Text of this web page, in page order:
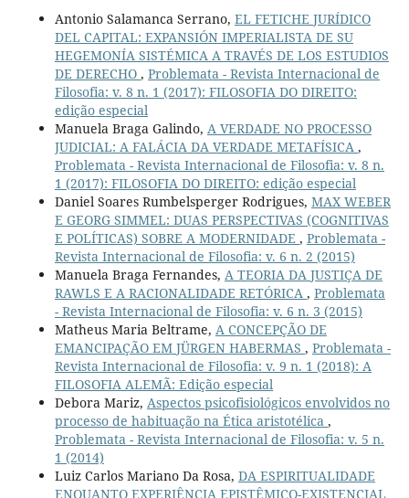
Antonio Salamanca Serrano, EL FETICHE JURÍDICO
DEL CAPITAL: EXPANSIÓN IMPERIALISTA DE SU
HEGEMONÍA SISTÉMICA A TRAVÉS DE LOS ESTUDIOS
DE DERECHO , Problemata - Revista Internacional de
Filosofia: v. 8 n. 1 (2017): FILOSOFIA DO DIREITO:
edição especial
Manuela Braga Galindo, A VERDADE NO PROCESSO
JUDICIAL: A FALÁCIA DA VERDADE METAFÍSICA ,
Problemata - Revista Internacional de Filosofia: v. 8 n.
1 (2017): FILOSOFIA DO DIREITO: edição especial
Daniel Soares Rumbelsperger Rodrigues, MAX WEBER
E GEORG SIMMEL: DUAS PERSPECTIVAS (COGNITIVAS
E POLÍTICAS) SOBRE A MODERNIDADE , Problemata -
Revista Internacional de Filosofia: v. 6 n. 2 (2015)
Manuela Braga Fernandes, A TEORIA DA JUSTIÇA DE
RAWLS E A RACIONALIDADE RETÓRICA , Problemata
- Revista Internacional de Filosofia: v. 6 n. 3 (2015)
Matheus Maria Beltrame, A CONCEPÇÃO DE
EMANCIPAÇÃO EM JÜRGEN HABERMAS , Problemata -
Revista Internacional de Filosofia: v. 9 n. 1 (2018): A
FILOSOFIA ALEMÃ: Edição especial
Debora Mariz, Aspectos psicofisiológicos envolvidos no
processo de habituação na Ética aristotélica ,
Problemata - Revista Internacional de Filosofia: v. 5 n.
1 (2014)
Luiz Carlos Mariano Da Rosa, DA ESPIRITUALIDADE
ENQUANTO EXPERIÊNCIA EPISTÊMICO-EXISTENCIAL